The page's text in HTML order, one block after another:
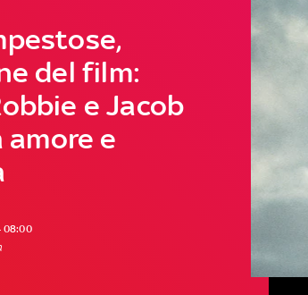
del film:
e Jacob
amore e
08:00